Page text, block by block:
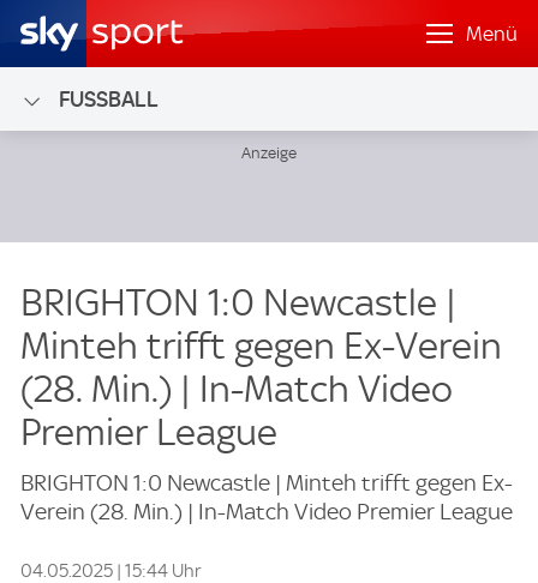
Menü
FUSSBALL
BRIGHTON 1:0 Newcastle |
Minteh trifft gegen Ex-Verein
(28. Min.) | In-Match Video
Premier League
BRIGHTON 1:0 Newcastle | Minteh trifft gegen Ex-
Verein (28. Min.) | In-Match Video Premier League
04.05.2025 | 15:44 Uhr